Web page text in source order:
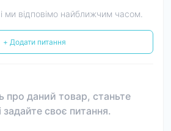
ми відповімо найближчим часом.
+ Додати питання
про даний товар, станьте
своє питання.